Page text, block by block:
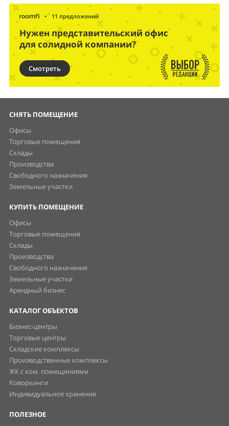
• 11 предложений
Нужен представительский офис
для солидной компании?
Смотреть
СНЯТЬ ПОМЕЩЕНИЕ
Офисы
Торговые помещения
Склады
Производства
Свободного назначения
Земельные участки
КУПИТЬ ПОМЕЩЕНИЕ
Офисы
Торговые помещения
Склады
Производства
Свободного назначения
Земельные участки
Арендный бизнес
КАТАЛОГ ОБЪЕКТОВ
Бизнес-центры
Торговые центры
Складские комплексы
Производственные комплексы
ЖК с ком. помещениями
Коворкинги
Индивидуальное хранение
ПОЛЕЗНОЕ